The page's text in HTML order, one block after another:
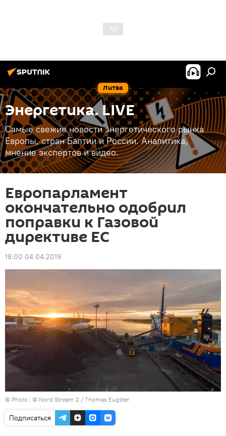
Литва
Энергетика. LIVE
Самые свежие новости энергетического рынка
Европы, стран Балтии и России. Аналитика,
мнение экспертов и видео.
Европарламент
окончательно одобрил
поправки к Газовой
директиве ЕС
18:00 04.04.2019
© Photo : © Nord Stream 2 / Thomas Eugster
Подписаться